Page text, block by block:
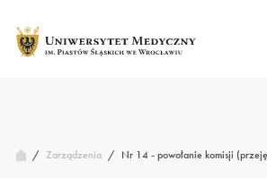
treści
strony
/ Zarządzenia / Nr 14 - powołanie komisji